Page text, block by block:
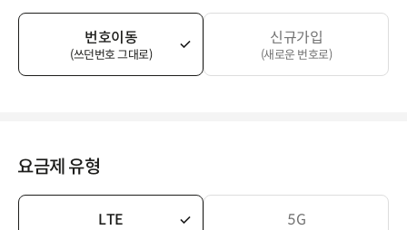
번호이동
(쓰던번호 그대로)
신규가입
(새로운 번호로)
요금제 유형
LTE 5G